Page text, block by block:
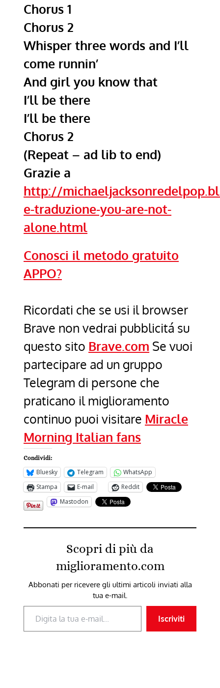
Chorus 1
Chorus 2
Whisper three words and I’ll
come runnin’
And girl you know that
I’ll be there
I’ll be there
Chorus 2
(Repeat – ad lib to end)
Grazie a
http://
e-traduzione-you-are-not-
alone.html
Conosci il metodo gratuito
APPO?
Ricordati che se usi il browser
Brave non vedrai pubblicitá su
questo sito Brave.com Se vuoi
partecipare ad un gruppo
Telegram di persone che
praticano il miglioramento
continuo puoi visitare Miracle
Morning Italian fans
Condividi:
Bluesky Telegram
WhatsApp
Stampa
E-mail
Reddit
Mastodon
Scopri di più da
miglioramento.com
Abbonati per ricevere gli ultimi articoli inviati alla
tua e-mail.
Digita la tua e-mail...
Iscriviti